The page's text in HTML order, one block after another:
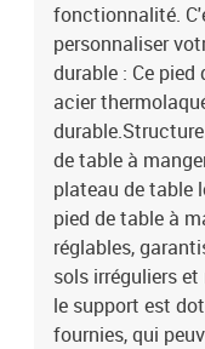
fonctionnalité.
personnaliser
durable : Ce
acier
de table à
plateau de table
pied de table à
réglables,
sols irréguliers
le support est
fournies, qui